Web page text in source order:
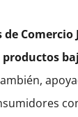
Comercio